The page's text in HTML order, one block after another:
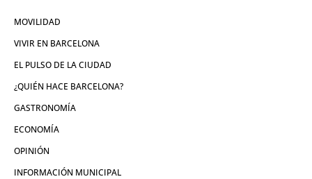
MOVILIDAD
VIVIR EN BARCELONA
EL PULSO DE LA CIUDAD
¿QUIÉN HACE BARCELONA?
GASTRONOMÍA
ECONOMÍA
OPINIÓN
INFORMACIÓN MUNICIPAL